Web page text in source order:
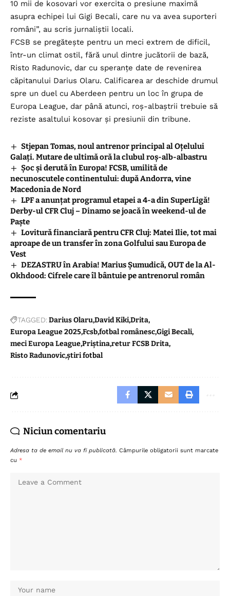
10 mii de kosovari vor exercita o presiune maximă
asupra echipei lui Gigi Becali, care nu va avea suporteri
români”, au scris jurnaliștii locali.
FCSB se pregătește pentru un meci extrem de dificil,
într-un climat ostil, fără unul dintre jucătorii de bază,
Risto Radunovic, dar cu speranțe date de revenirea
căpitanului Darius Olaru. Calificarea ar deschide drumul
spre un duel cu Aberdeen pentru un loc în grupa de
Europa League, dar până atunci, roș-albaștrii trebuie să
reziste asaltului kosovar și presiunii din tribune.
Stjepan Tomas, noul antrenor principal al Oțelului
Galați. Mutare de ultimă oră la clubul roș-alb-albastru
Șoc și derută în Europa! FCSB, umilită de
necunoscutele continentului: după Andorra, vine
Macedonia de Nord
LPF a anunțat programul etapei a 4-a din SuperLigă!
Derby-ul CFR Cluj – Dinamo se joacă în weekend-ul de
Paște
Lovitură financiară pentru CFR Cluj: Matei Ilie, tot mai
aproape de un transfer în zona Golfului sau Europa de
Vest
DEZASTRU în Arabia! Marius Șumudică, OUT de la Al-
Okhdood: Cifrele care îl bântuie pe antrenorul român
TAGGED:Darius OlaruDavid KikiDrita
Europa League 2025Fcsbfotbal românescGigi Becali
meci Europa LeaguePriștinaretur FCSB Drita
Risto Radunovicștiri fotbal
Niciun comentariu
Adresa ta de email nu va fi publicată. Câmpurile obligatorii sunt marcate
cu *